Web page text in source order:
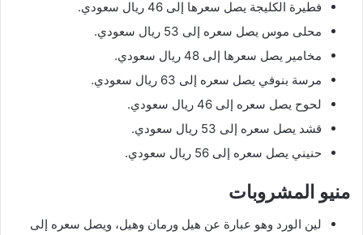
فطيرة الكليجة يصل سعرها إلى 46 ريال سعودي.
محلى موس يصل سعره إلى 53 ريال سعودي.
مخامير يصل سعرها إلى 48 ريال سعودي.
مرسة بنوفي يصل سعره إلى 63 ريال سعودي.
لحوح يصل سعره إلى 46 ريال سعودي.
قشد يصل سعره إلى 53 ريال سعودي.
حنيني يصل سعره إلى 56 ريال سعودي.
منيو المشروبات
لين الورد وهو عبارة عن هيل ورمان وهيل، ويصل سعره إلى